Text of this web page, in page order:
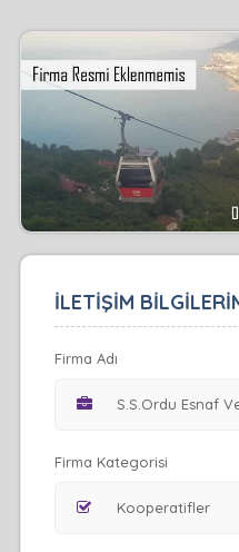
İLETİŞİM
Firma Adı
Firma Kategorisi